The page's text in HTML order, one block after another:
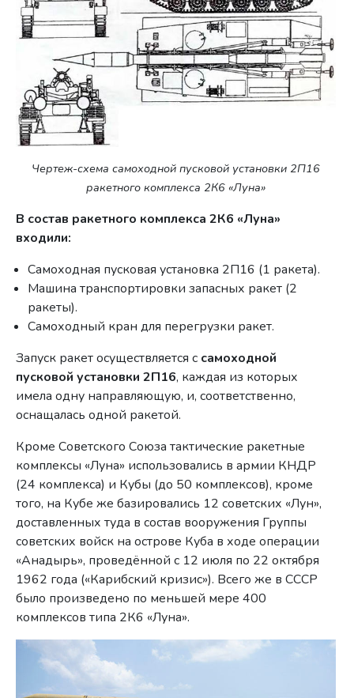
Чертеж-схема самоходной пусковой установки 2П16
ракетного комплекса 2К6 «Луна»
В состав ракетного комплекса 2К6 «Луна»
входили:
Самоходная пусковая установка 2П16 (1 ракета).
Машина транспортировки запасных ракет (2
ракеты).
Самоходный кран для перегрузки ракет.
Запуск ракет осуществляется с самоходной
пусковой установки 2П16, каждая из которых
имела одну направляющую, и, соответственно,
оснащалась одной ракетой.
Кроме Советского Союза тактические ракетные
комплексы «Луна» использовались в армии КНДР
(24 комплекса) и Кубы (до 50 комплексов), кроме
того, на Кубе же базировались 12 советских «Лун»,
доставленных туда в состав вооружения Группы
советских войск на острове Куба в ходе операции
«Анадырь», проведённой с 12 июля по 22 октября
1962 года («Карибский кризис»). Всего же в СССР
было произведено по меньшей мере 400
комплексов типа 2К6 «Луна».